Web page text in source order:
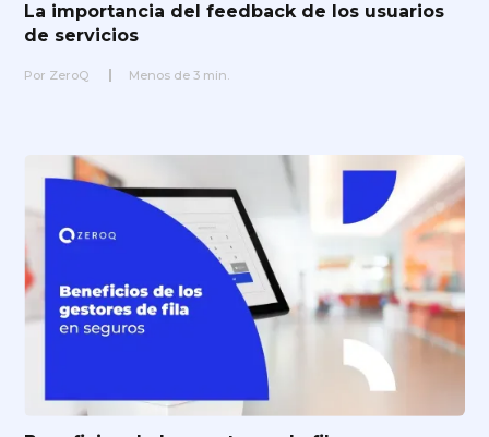
La importancia del feedback de los usuarios
de servicios
Por ZeroQ Menos de 3 min.